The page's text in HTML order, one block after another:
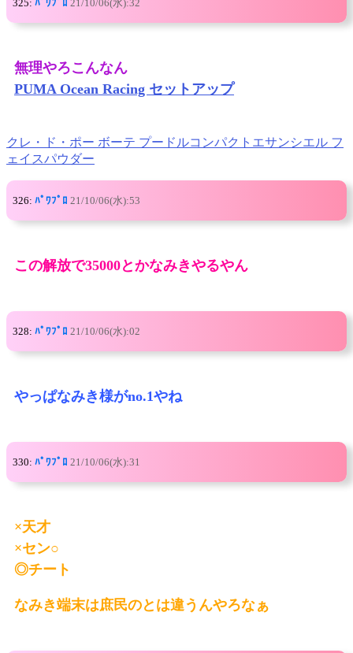
325: ﾊﾟﾜﾌﾟﾛ 21/10/06(水):32
無理やろこんなん
PUMA Ocean Racing セットアップ
クレ・ド・ポー ボーテ プードルコンパクトエサンシエル フ
ェイスパウダー
326: ﾊﾟﾜﾌﾟﾛ 21/10/06(水):53
この解放で35000とかなみきやるやん
328: ﾊﾟﾜﾌﾟﾛ 21/10/06(水):02
やっぱなみき様がno.1やね
330: ﾊﾟﾜﾌﾟﾛ 21/10/06(水):31
×天才
×セン○
◎チート
なみき端末は庶民のとは違うんやろなぁ